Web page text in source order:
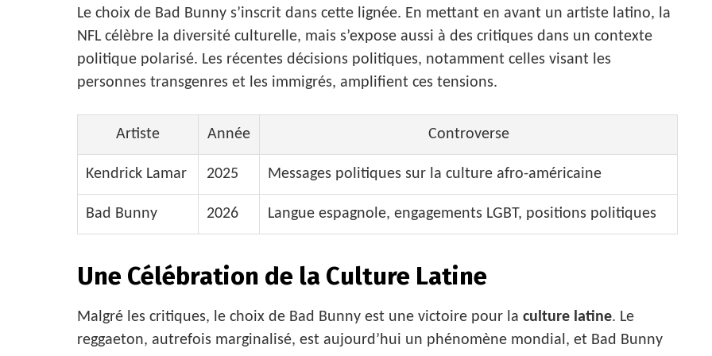
Le choix de Bad Bunny s’inscrit dans cette lignée. En mettant en avant un artiste latino, la
NFL célèbre la diversité culturelle, mais s’expose aussi à des critiques dans un contexte
politique polarisé. Les récentes décisions politiques, notamment celles visant les
personnes transgenres et les immigrés, amplifient ces tensions.
Artiste Année Controverse
Kendrick Lamar 2025 Messages politiques sur la culture afro-américaine
Bad Bunny 2026 Langue espagnole, engagements LGBT, positions politiques
Une Célébration de la Culture Latine
Malgré les critiques, le choix de Bad Bunny est une victoire pour la culture latine. Le
reggaeton, autrefois marginalisé, est aujourd’hui un phénomène mondial, et Bad Bunny